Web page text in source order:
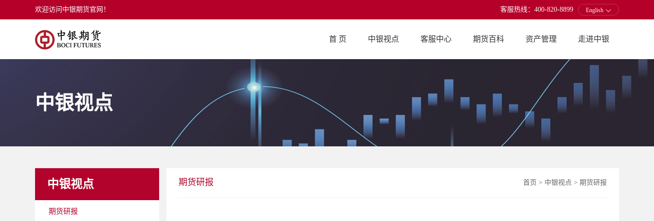
欢迎访问中银期货官网！ 客服热线：400-820-8899 English
首 页 中银视点 客服中心 期货百科 资产管理 走进中银
中银视点
中银视点
期货研报
期货研报 首页 > 中银视点 > 期货研报